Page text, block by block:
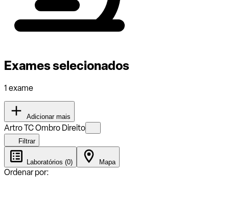
Exames selecionados
1 exame
Adicionar mais
Artro TC Ombro Direito
Filtrar
Laboratórios (0) Mapa
Ordenar por: